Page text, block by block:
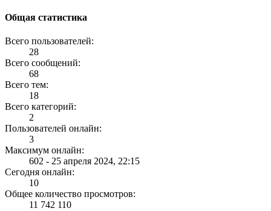
Общая статистика
Всего пользователей:
28
Всего сообщений:
68
Всего тем:
18
Всего категорий:
2
Пользователей онлайн:
3
Максимум онлайн:
602 - 25 апреля 2024, 22:15
Сегодня онлайн:
10
Общее количество просмотров:
11 742 110